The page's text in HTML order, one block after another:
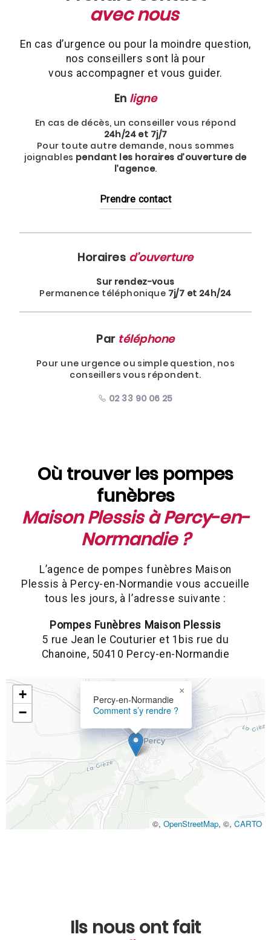
avec nous
En cas d’urgence ou pour la moindre question,
nos conseillers sont là pour
vous accompagner et vous guider.
En ligne
En cas de décès, un conseiller vous répond
24h/24 et 7j/7
Pour toute autre demande, nous sommes
joignables pendant les horaires d’ouverture de
l’agence.
Prendre contact
Horaires d’ouverture
Sur rendez-vous
Permanence téléphonique 7j/7 et 24h/24
Par téléphone
Pour une urgence ou simple question, nos
conseillers vous répondent.
02 33 90 06 25
Où trouver les pompes
funèbres
Maison Plessis à Percy-en-
Normandie ?
L’agence de pompes funèbres Maison
Plessis à Percy-en-Normandie vous accueille
tous les jours, à l’adresse suivante :
Pompes Funèbres Maison Plessis
5 rue Jean le Couturier et 1bis rue du
Chanoine, 50410 Percy-en-Normandie
Percy-en-Normandie
Comment s’y rendre ?
×
+
−
©,OpenStreetMap, ©,CARTO
Ils nous ont fait